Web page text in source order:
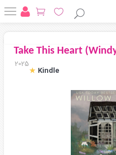
Take This Heart
2025
Kindle